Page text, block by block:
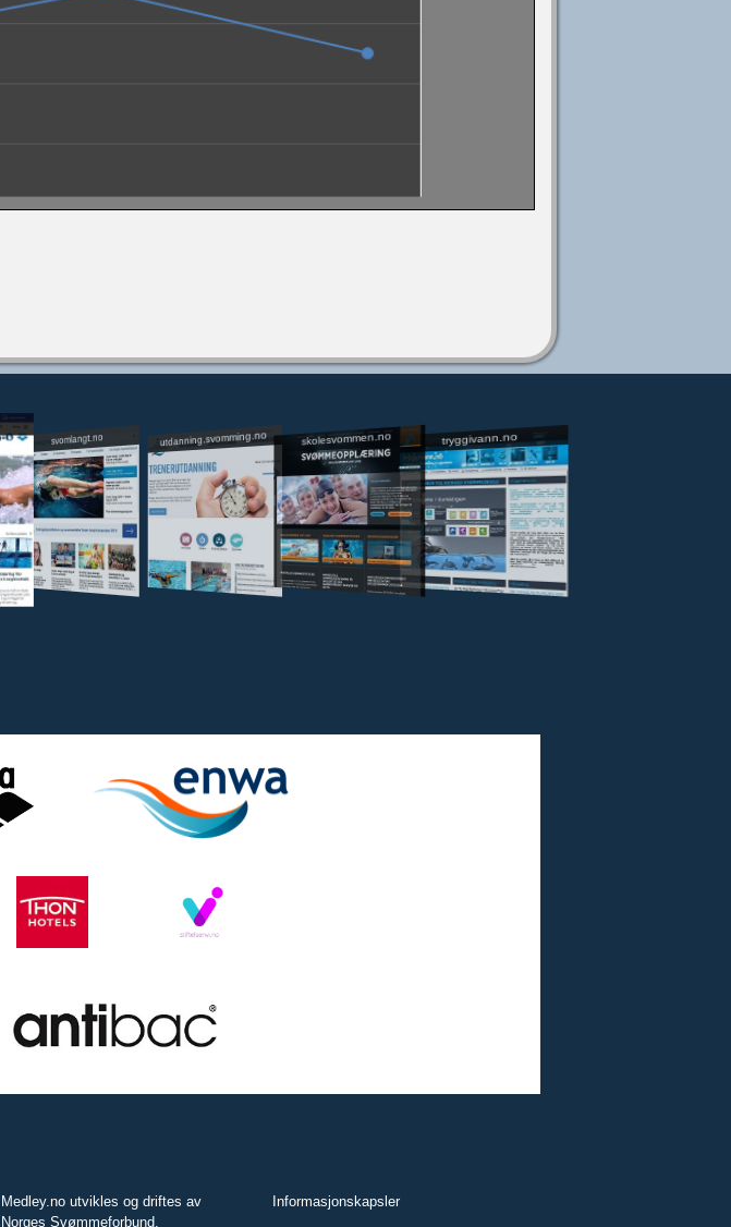
svomlangt.no utdanning.svomming.no skolesvommen.no tryggivann.no
Medley.no utvikles og driftes av
Norges Svømmeforbund.
Informasjonskapsler